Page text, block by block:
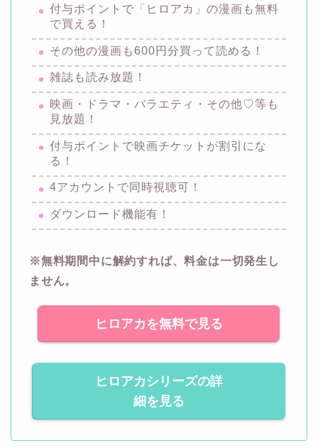
付与ポイントで「ヒロアカ」の漫画も無料
で買える！
その他の漫画も600円分買って読める！
雑誌も読み放題！
映画・ドラマ・バラエティ・その他♡等も
見放題！
付与ポイントで映画チケットが割引にな
る！
4アカウントで同時視聴可！
ダウンロード機能有！
※無料期間中に解約すれば、料金は一切発生し
ません。
ヒロアカを無料で見る
ヒロアカシリーズの詳
細を見る